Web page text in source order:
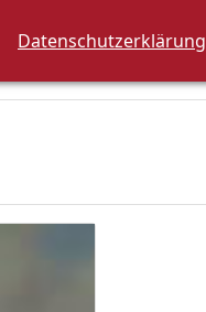
Datenschutzerklärung